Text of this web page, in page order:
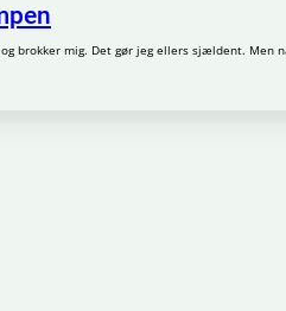
og brokker mig. Det gør jeg ellers sjældent.